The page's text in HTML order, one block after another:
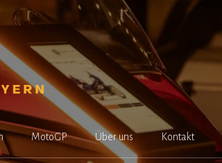
MotoGP Über uns Kontakt